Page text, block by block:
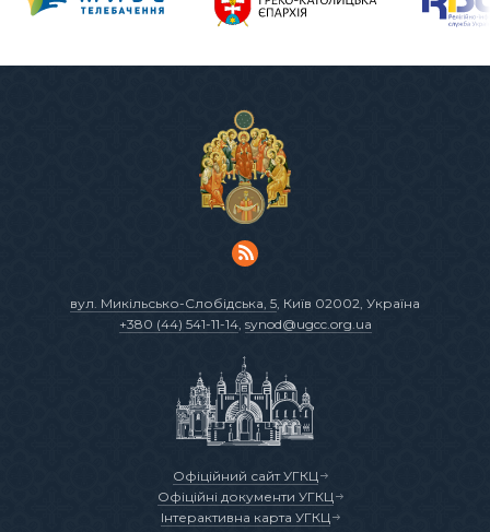
вул. Микільсько-Слобідська, 5, Київ 02002, Україна
+380 (44) 541-11-14, synod@ugcc.org.ua
Офіційний сайт УГКЦ
Офіційні документи УГКЦ
Інтерактивна карта УГКЦ